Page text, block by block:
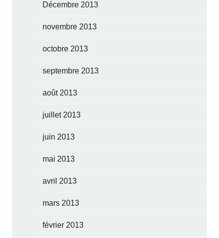
Décembre 2013
novembre 2013
octobre 2013
septembre 2013
août 2013
juillet 2013
juin 2013
mai 2013
avril 2013
mars 2013
février 2013